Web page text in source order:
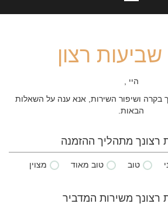
רצון
היי ,
בקרה ושיפור השירות, אנא ענה על השאלות
הבאות.
רצונך מתהליך ההזמנה
טוב טוב מאוד מצוין
רצונך משירות המדביר